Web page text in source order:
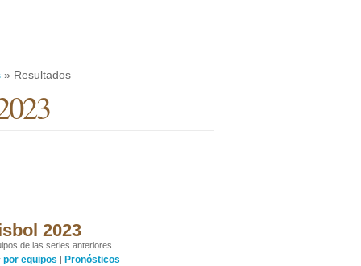
» Resultados
2023
de las series anteriores.
por equipos | Pronósticos